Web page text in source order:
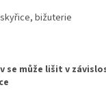
bižuterie
se může lišit v